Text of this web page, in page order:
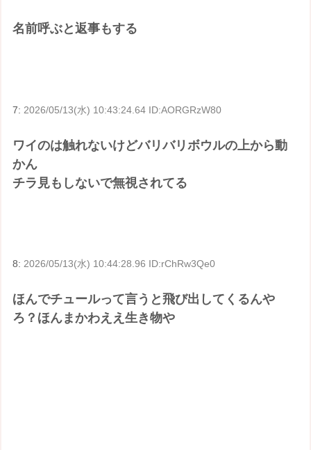
名前呼ぶと返事もする
7: 2026/05/13(水) 10:43:24.64 ID:AORGRzW80
ワイのは触れないけどバリバリボウルの上から動
かん
チラ見もしないで無視されてる
8: 2026/05/13(水) 10:44:28.96 ID:rChRw3Qe0
ほんでチュールって言うと飛び出してくるんや
ろ？ほんまかわええ生き物や